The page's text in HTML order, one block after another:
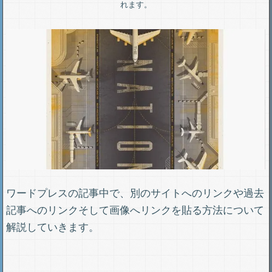
れます。
ワードプレスの記事中で、別のサイトへのリンクや過去
記事へのリンクそして画像へリンクを貼る方法について
解説していきます。